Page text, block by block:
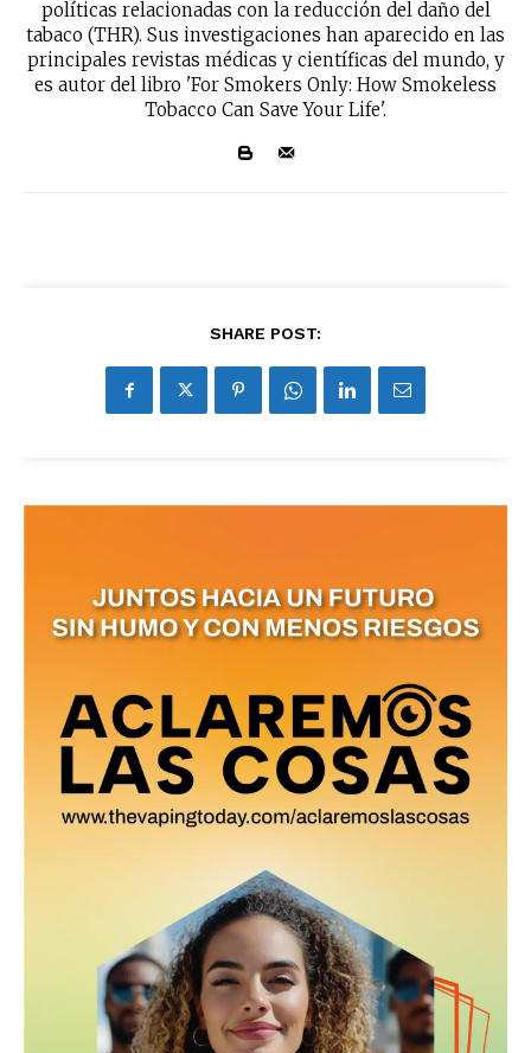
Suscríbete a nuestro boletín diario y
recibe todas las noticias del vapeo y la
reducción de daños en tu correo
electrónico.
Subscribe to our daily clipping and
políticas relacionadas con la reducción del daño del
tabaco (THR). Sus investigaciones han aparecido en las
principales revistas médicas y científicas del mundo, y
es autor del libro 'For Smokers Only: How Smokeless
Tobacco Can Save Your Life'.
SHARE POST: